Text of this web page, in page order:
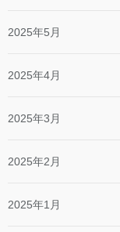
2025年5月
2025年4月
2025年3月
2025年2月
2025年1月